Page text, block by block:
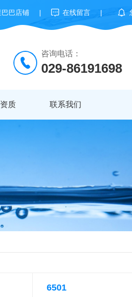
巴巴店铺 | 在线留言 |
咨询电话：
029-86191698
质 联系我们
6501